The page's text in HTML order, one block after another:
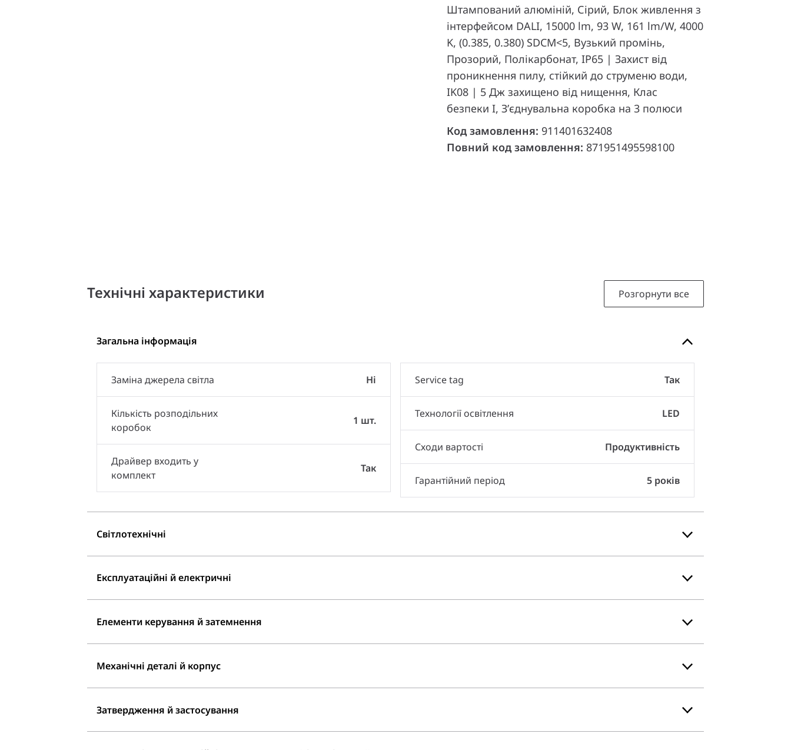
Штампований алюміній, Сірий, Блок живлення з
інтерфейсом DALI, 15000 lm, 93 W, 161 lm/W, 4000
K, (0.385, 0.380) SDCM<5, Вузький промінь,
Прозорий, Полікарбонат, IP65 | Захист від
проникнення пилу, стійкий до струменю води,
IK08 | 5 Дж захищено від нищення, Клас
безпеки I, З’єднувальна коробка на 3 полюси
Код замовлення: 911401632408
Повний код замовлення: 871951495598100
Технічні характеристики Розгорнути все
Загальна інформація
Заміна джерела світла Ні
Кількість розподільних
коробок
1 шт.
Драйвер входить у
комплект
Так
Service tag Так
Технології освітлення LED
Сходи вартості Продуктивність
Гарантійний період 5 років
Світлотехнічні
Експлуатаційні й електричні
Елементи керування й затемнення
Механічні деталі й корпус
Затвердження й застосування